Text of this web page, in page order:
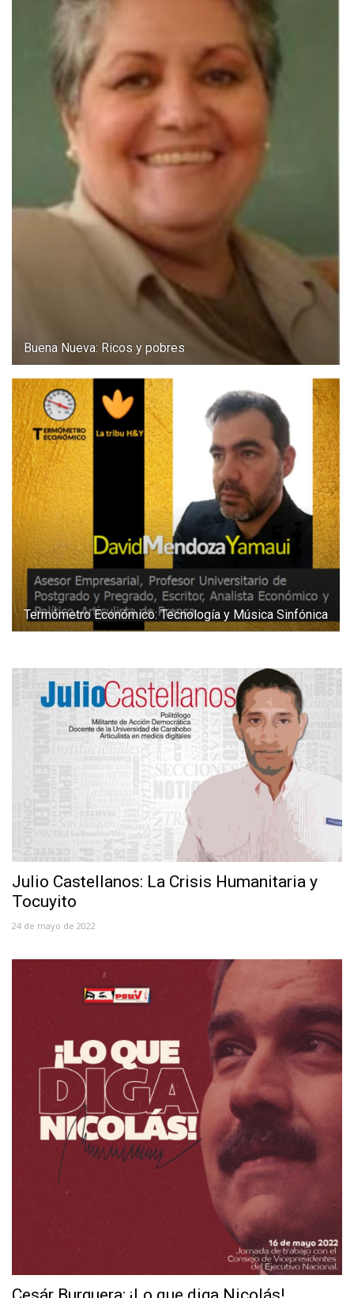
Buena Nueva: Ricos y pobres
Termómetro Económico: Tecnología y Música Sinfónica
Julio Castellanos: La Crisis Humanitaria y
Tocuyito
24 de mayo de 2022